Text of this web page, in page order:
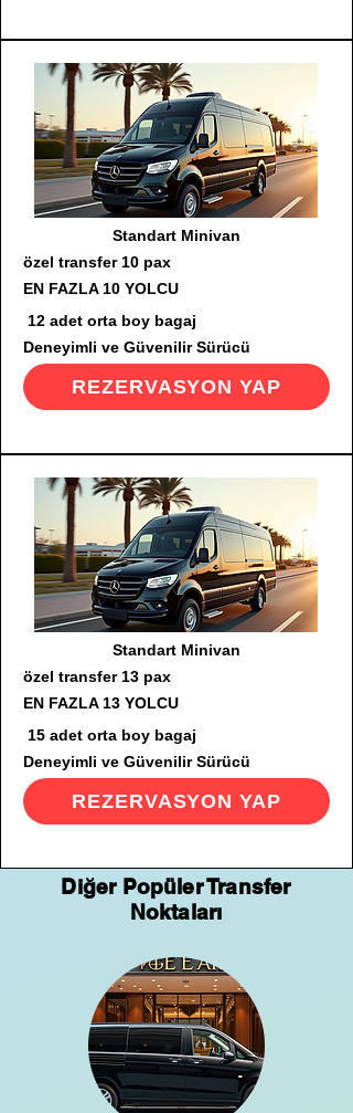
Standart Minivan
özel transfer 10 pax
EN FAZLA 10 YOLCU
12 adet orta boy bagaj
Deneyimli ve Güvenilir Sürücü
REZERVASYON YAP
Standart Minivan
özel transfer 13 pax
EN FAZLA 13 YOLCU
15 adet orta boy bagaj
Deneyimli ve Güvenilir Sürücü
REZERVASYON YAP
Diğer Popüler Transfer
Noktaları